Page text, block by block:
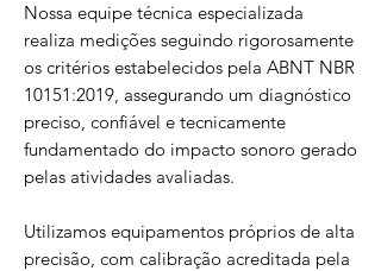
Nossa equipe técnica especializada
realiza medições seguindo rigorosamente
os critérios estabelecidos pela ABNT NBR
10151:2019, assegurando um diagnóstico
preciso, confiável e tecnicamente
fundamentado do impacto sonoro gerado
pelas atividades avaliadas.
Utilizamos equipamentos próprios de alta
precisão, com calibração acreditada pela